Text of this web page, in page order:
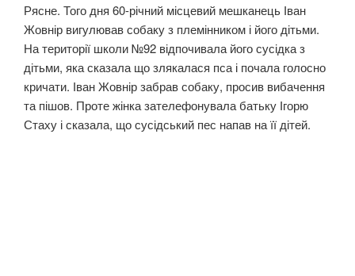
Рясне. Того дня 60-річний місцевий мешканець Іван
Жовнір вигулював собаку з племінником і його дітьми.
На території школи №92 відпочивала його сусідка з
дітьми, яка сказала що злякалася пса і почала голосно
кричати. Іван Жовнір забрав собаку, просив вибачення
та пішов. Проте жінка зателефонувала батьку Ігорю
Стаху і сказала, що сусідський пес напав на її дітей.